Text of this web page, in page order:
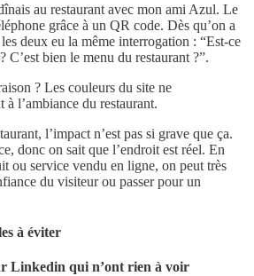
au restaurant avec mon ami Azul. Le
grâce à un QR code. Dès qu’on a
deux eu la même interrogation : “Est-ce
C’est bien le menu du restaurant ?”.
? Les couleurs du site ne
à l’ambiance du restaurant.
l’impact n’est pas si grave que ça.
donc on sait que l’endroit est réel. En
ou service vendu en ligne, on peut très
du visiteur ou passer pour un
à éviter
Linkedin qui n’ont rien à voir